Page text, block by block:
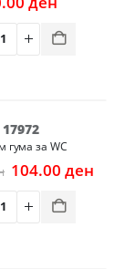
17972
гума за WC
Original
was:
130.00 ден.
104.00 ден